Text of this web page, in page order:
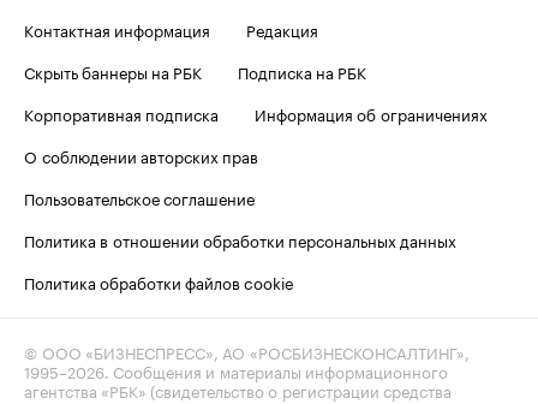
Контактная информация
Редакция
Скрыть баннеры на РБК
Подписка на РБК
Корпоративная подписка
Информация об ограничениях
О соблюдении авторских прав
Пользовательское соглашение
Политика в отношении обработки персональных данных
Политика обработки файлов cookie
© ООО «БИЗНЕСПРЕСС», АО «РОСБИЗНЕСКОНСАЛТИНГ»,
1995–2026 . Сообщения и материалы информационного
агентства «РБК» (свидетельство о регистрации средства